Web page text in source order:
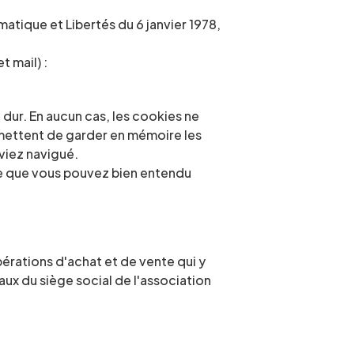
et Libertés du 6 janvier 1978,
mail) :
En aucun cas, les cookies ne
de garder en mémoire les
navigué.
vous pouvez bien entendu
d'achat et de vente qui y
du siège social de l'association